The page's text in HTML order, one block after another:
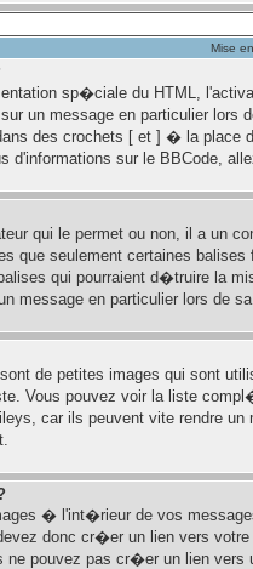
Mise
sp�ciale du HTML,
un message en particulier lors
des crochets [ et ] � la
sur le BBCode,
qui le permet ou non, il a
que seulement certaines
qui pourraient d�truire la
message en particulier lors de
de petites images qui sont
Vous pouvez voir la liste
car ils peuvent vite rendre
� l'int�rieur de vos
donc cr�er un lien vers
ne pouvez pas cr�er un lien